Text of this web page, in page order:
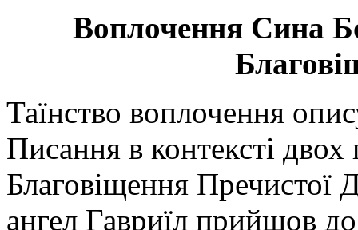
Воплочення Сина
Таїнство воплочення
Писання в контексті
Благовіщення Пречистої
ангел Гавриїл прийшов